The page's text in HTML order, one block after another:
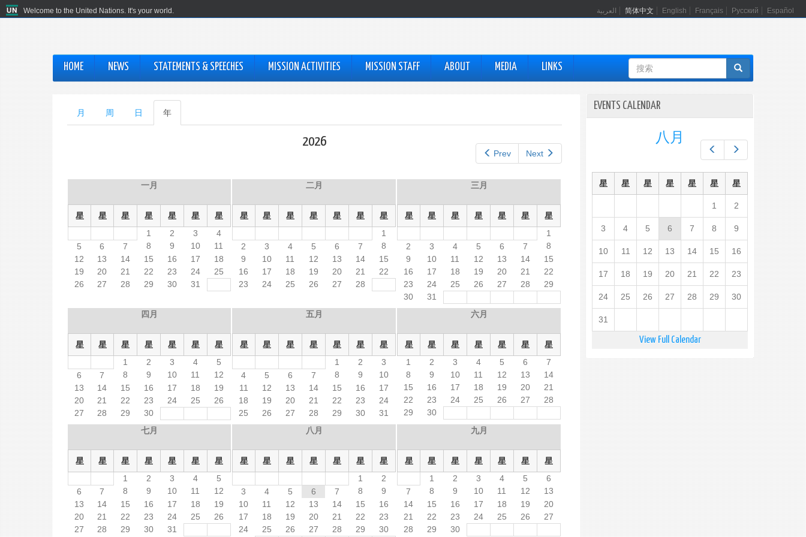
Welcome to the United Nations. It's your world. العربية 简体中文 English Français Русский Español
HOME NEWS STATEMENTS & SPEECHES MISSION ACTIVITIES MISSION STAFF ABOUT MEDIA LINKS
搜
索
表
主
标
月 周 日 年
Prev Next
2026
一月
星 星 星 星 星 星
星
1
2 3
4
5
6 7 8 9 10
11
12
13 14 15 16 17
18
19
20 21 22 23 24
25
26
27 28 29 30 31
二月
星 星 星 星 星 星
星
1
2
3 4 5 6 7
8
9
10 11 12 13 14
15
16
17 18 19 20 21
22
23
24 25 26 27 28
三月
星 星 星 星 星 星
星
1
2
3 4 5 6 7
8
9
10 11 12 13 14
15
16
17 18 19 20 21
22
23
24 25 26 27 28
29
30
31
四月
星 星 星 星 星 星
星
1
2 3 4
5
6
7 8 9 10 11
12
13
14 15 16 17 18
19
20
21 22 23 24 25
26
27
28 29 30
五月
星 星 星 星 星 星
星
1
2
3
4
5 6 7 8 9
10
11
12 13 14 15 16
17
18
19 20 21 22 23
24
25
26 27 28 29 30 31
六月
星 星 星 星 星 星
星
1
2 3 4 5 6
7
8
9 10 11 12 13
14
15
16 17 18 19 20
21
22
23 24 25 26 27
28
29
30
七月
星 星 星 星 星 星
星
1
2 3 4
5
6
7 8 9 10 11
12
13
14 15 16 17 18
19
20
21 22 23 24 25
26
27
28 29 30 31
八月
星 星 星 星 星 星
星
1
2
3
4 5 6 7 8
9
10
11 12 13 14 15
16
17
18 19 20 21 22
23
24
25 26 27 28 29 30
九月
星 星 星 星 星 星
星
1
2 3 4 5
6
7
8 9 10 11 12
13
14
15 16 17 18 19
20
21
22 23 24 25 26
27
28
29 30
EVENTS CALENDAR
Next
八月
星 星 星 星 星 星 星
1 2
3 4 5 6 7 8 9
10 11 12 13 14 15 16
17 18 19 20 21 22 23
24 25 26 27 28 29 30
31
View Full Calendar